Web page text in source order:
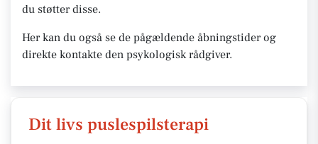
du støtter disse.
Her kan du også se de pågældende åbningstider og
direkte kontakte den psykologisk rådgiver.
Dit livs puslespilsterapi